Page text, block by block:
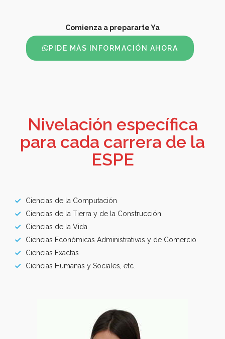
Comienza a prepararte Ya
PIDE MÁS INFORMACIÓN AHORA
Nivelación específica
para cada carrera de la
ESPE
Ciencias de la Computación
Ciencias de la Tierra y de la Construcción
Ciencias de la Vida
Ciencias Económicas Administrativas y de Comercio
Ciencias Exactas
Ciencias Humanas y Sociales, etc.